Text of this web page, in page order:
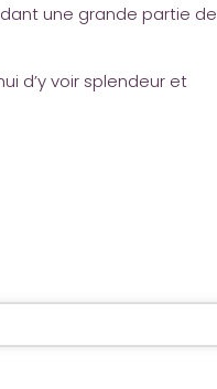
une grande partie de
d’y voir splendeur et